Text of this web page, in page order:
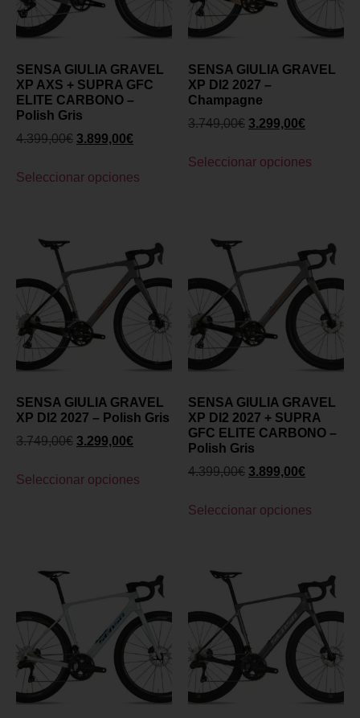
SENSA GIULIA GRAVEL
XP AXS + SUPRA GFC
ELITE CARBONO –
Polish Gris
4.399,00€ 3.899,00€
Seleccionar opciones
SENSA GIULIA GRAVEL
XP DI2 2027 –
Champagne
3.749,00€ 3.299,00€
Seleccionar opciones
SENSA GIULIA GRAVEL
XP DI2 2027 – Polish Gris
3.749,00€ 3.299,00€
Seleccionar opciones
SENSA GIULIA GRAVEL
XP DI2 2027 + SUPRA
GFC ELITE CARBONO –
Polish Gris
4.399,00€ 3.899,00€
Seleccionar opciones